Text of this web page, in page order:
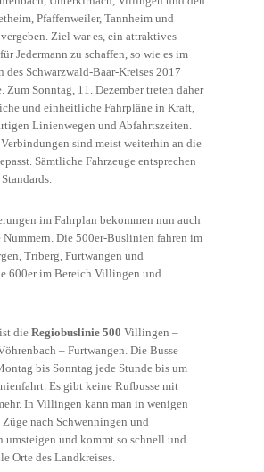
Pfaffenweiler, Tannheim und
Ziel war es, ein attraktives
Jedermann zu schaffen, so wie es im
des Schwarzwald-Baar-Kreises 2017
Zum Sonntag, 11. Dezember treten daher
und einheitliche Fahrpläne in Kraft,
Linienwegen und Abfahrtszeiten.
sind meist weiterhin an die
Sämtliche Fahrzeuge entsprechen
im Fahrplan bekommen nun auch
Die 500er-Buslinien fahren im
Triberg, Furtwangen und
600er im Bereich Villingen und
dieRegiobuslinie 500 Villingen –
– Furtwangen. Die Busse
bis Sonntag jede Stunde bis um
Es gibt keine Rufbusse mit
In Villingen kann man in wenigen
nach Schwenningen und
umsteigen und kommt so schnell und
Orte des Landkreises.